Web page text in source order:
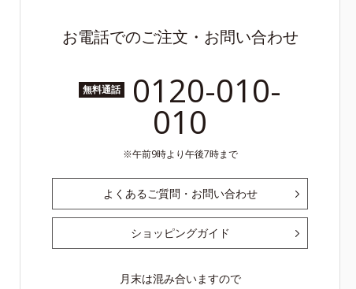
お電話でのご注文・お問い合わせ
無料通話 0120-010-
010
午前9時より午後7時まで
よくあるご質問・お問い合わせ
ショッピングガイド
月末は混み合いますので